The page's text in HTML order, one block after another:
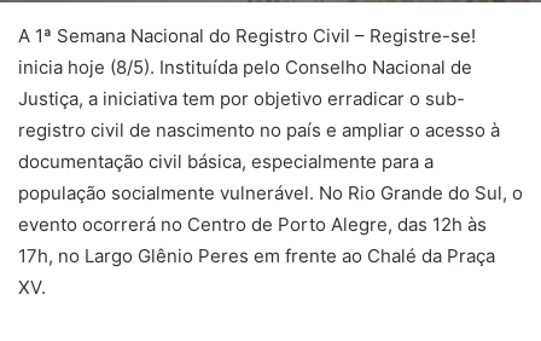
A 1ª Semana Nacional do Registro Civil – Registre-se!
inicia hoje (8/5). Instituída pelo Conselho Nacional de
Justiça, a iniciativa tem por objetivo erradicar o sub-
registro civil de nascimento no país e ampliar o acesso à
documentação civil básica, especialmente para a
população socialmente vulnerável. No Rio Grande do Sul, o
evento ocorrerá no Centro de Porto Alegre, das 12h às
17h, no Largo Glênio Peres em frente ao Chalé da Praça
XV.